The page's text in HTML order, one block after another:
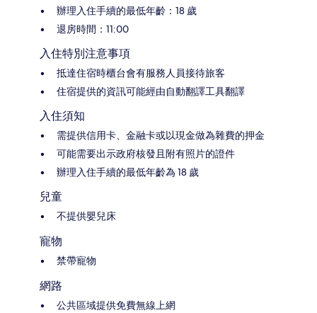
辦理入住手續的最低年齡：18 歲
退房時間：11:00
入住特別注意事項
抵達住宿時櫃台會有服務人員接待旅客
住宿提供的資訊可能經由自動翻譯工具翻譯
入住須知
需提供信用卡、金融卡或以現金做為雜費的押金
可能需要出示政府核發且附有照片的證件
辦理入住手續的最低年齡為 18 歲
兒童
不提供嬰兒床
寵物
禁帶寵物
網路
公共區域提供免費無線上網